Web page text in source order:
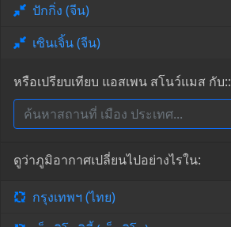
ปักกิ่ง (จีน)
เซินเจิ้น (จีน)
หรือเปรียบเทียบ แอสเพน สโนว์แมส กับ::
ดูว่าภูมิอากาศเปลี่ยนไปอย่างไรใน:
กรุงเทพฯ (ไทย)